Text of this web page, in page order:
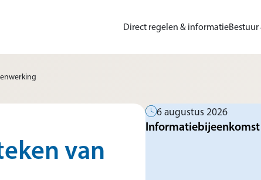
Direct regelen & informatie
van
6 augustus 2026